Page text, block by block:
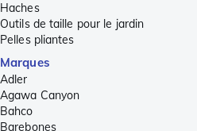
Haches
Outils de taille pour le jardin
Pelles pliantes
Marques
Adler
Agawa Canyon
Bahco
Barebones